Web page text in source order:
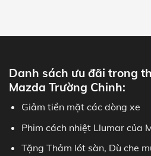
Danh sách ưu đãi trong
Mazda Trường Chinh:
Giảm tiền mặt các dòng xe
Phim cách nhiệt Llumar của
Tặng Thảm lót sàn, Dù che